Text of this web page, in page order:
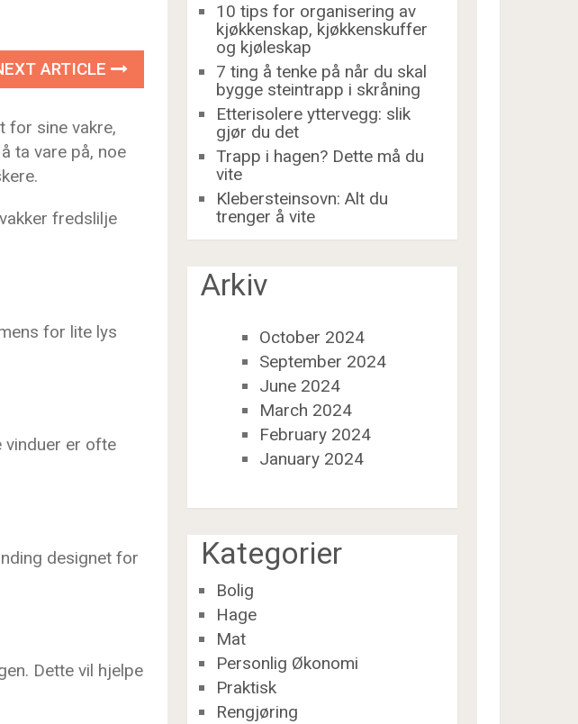
ARTICLE
for sine vakre,
ta vare på, noe
fredslilje
for lite lys
er ofte
designet for
Dette vil hjelpe
10 tips for organisering av
kjøkkenskap, kjøkkenskuffer
og kjøleskap
7 ting å tenke på når du skal
bygge steintrapp i skråning
Etterisolere yttervegg: slik
gjør du det
Trapp i hagen? Dette må du
vite
Klebersteinsovn: Alt du
trenger å vite
Arkiv
October 2024
September 2024
June 2024
March 2024
February 2024
January 2024
Kategorier
Bolig
Hage
Mat
Personlig Økonomi
Praktisk
Rengjøring